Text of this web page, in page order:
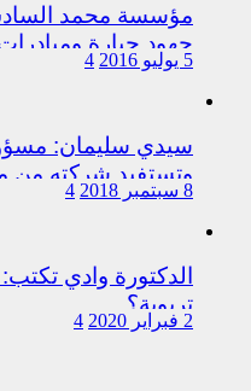
مؤسسة محمد
جهود جبارة
5 يوليو 2016 4
سيدي سليمان:
وتستفيد شركته من
8 سبتمبر 2018 4
الدكتورة وادي
تربوية؟
2 فبراير 2020 4